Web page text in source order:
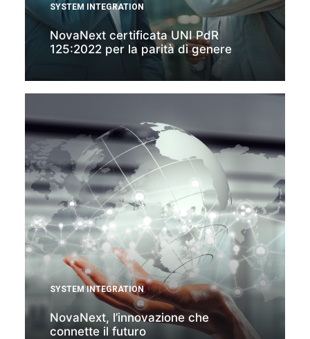
SYSTEM INTEGRATION
NovaNext certificata UNI PdR
125:2022 per la parità di genere
SYSTEM INTEGRATION
NovaNext, l’innovazione che
connette il futuro